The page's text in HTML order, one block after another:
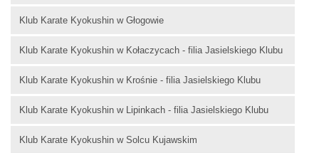
Klub Karate Kyokushin w Głogowie
Klub Karate Kyokushin w Kołaczycach - filia Jasielskiego Klubu
Klub Karate Kyokushin w Krośnie - filia Jasielskiego Klubu
Klub Karate Kyokushin w Lipinkach - filia Jasielskiego Klubu
Klub Karate Kyokushin w Solcu Kujawskim